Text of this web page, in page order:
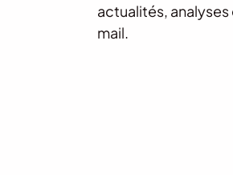
actualités,
mail.